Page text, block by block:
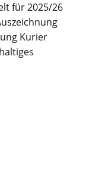
für 2025/26
Kurier